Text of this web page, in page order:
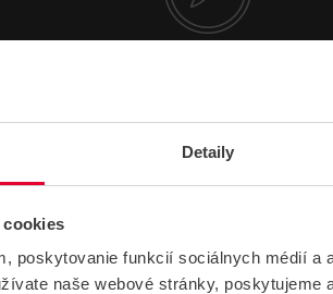
Detaily
poskytovanie funkcií sociálnych médií a
naše webové stránky, poskytujeme
nitor videovrátnika Produktový list
777,72 kB